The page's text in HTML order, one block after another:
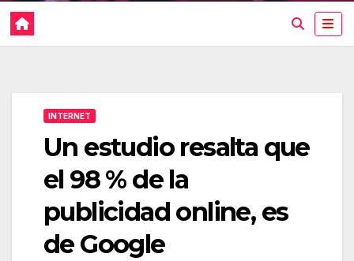
INTERNET
Un estudio resalta que
el 98 % de la
publicidad online, es
de Google